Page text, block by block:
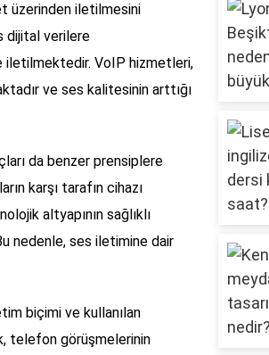
üzerinden iletilmesini
dijital verilere
iletilmektedir. VoIP hizmetleri,
ve ses kalitesinin arttığı
da benzer prensiplere
karşı tarafın cihazı
altyapının sağlıklı
nedenle, ses iletimine dair
biçimi ve kullanılan
telefon görüşmelerinin